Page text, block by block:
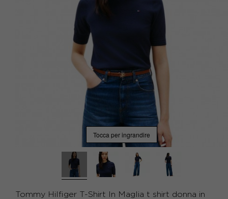
Tocca per ingrandire
Tommy Hilfiger T-Shirt In Maglia t shirt donna in